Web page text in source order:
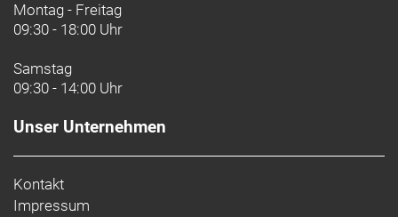
Montag - Freitag
09:30 - 18:00 Uhr
Samstag
09:30 - 14:00 Uhr
Unser Unternehmen
Kontakt
Impressum